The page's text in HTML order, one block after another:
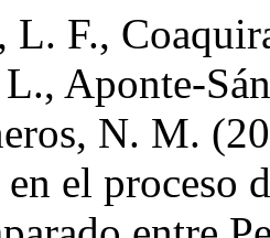
L. F.,
Aponte-
N. M.
en el